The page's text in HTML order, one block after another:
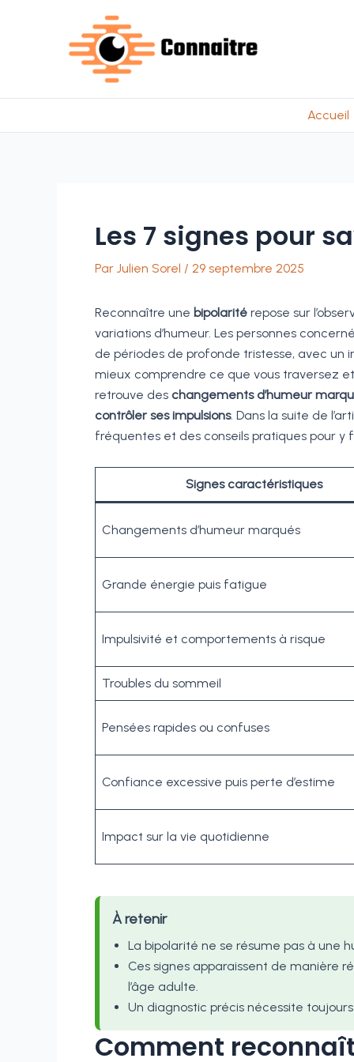
Accueil
Les 7 signes pour
Par Julien Sorel / 29 septembre 2025
Reconnaître une bipolarité repose sur
variations d’humeur. Les personnes
de périodes de profonde tristesse, avec
mieux comprendre ce que vous traversez
retrouve des changements d’humeur
contrôler ses impulsions. Dans la suite de
fréquentes et des conseils pratiques pour y
Signes caractéristiques
Changements d’humeur marqués
Grande énergie puis fatigue
Impulsivité et comportements à risque
Troubles du sommeil
Pensées rapides ou confuses
Confiance excessive puis perte d’estime
Impact sur la vie quotidienne
À retenir
La bipolarité ne se résume pas à une
Ces signes apparaissent de manière
l’âge adulte.
Un diagnostic précis nécessite
Comment